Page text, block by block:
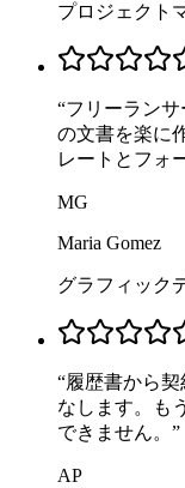
プロジェクト
“フリーランサ
の文書を楽に
レートとフォ
MG
Maria Gomez
グラフィック
“履歴書から
なします。も
できません。 ”
AP